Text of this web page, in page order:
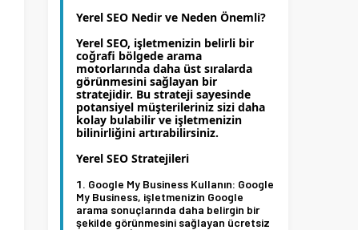
Yerel SEO Nedir ve Neden Önemli?
Yerel SEO, işletmenizin belirli bir
coğrafi bölgede arama
motorlarında daha üst sıralarda
görünmesini sağlayan bir
stratejidir. Bu strateji sayesinde
potansiyel müşterileriniz sizi daha
kolay bulabilir ve işletmenizin
bilinirliğini artırabilirsiniz.
Yerel SEO Stratejileri
Google My Business Kullanın: Google
My Business, işletmenizin Google
arama sonuçlarında daha belirgin bir
şekilde görünmesini sağlayan ücretsiz